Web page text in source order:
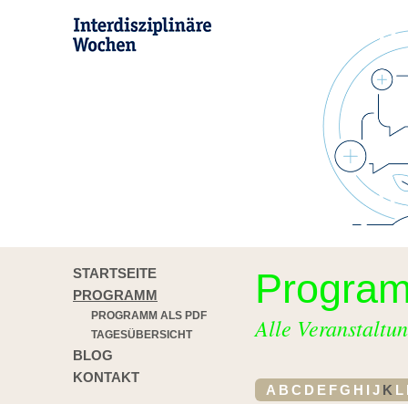
STARTSEITE
PROGRAMM
PROGRAMM ALS PDF
TAGESÜBERSICHT
BLOG
KONTAKT
Alle
A B C D E FG H I J K L